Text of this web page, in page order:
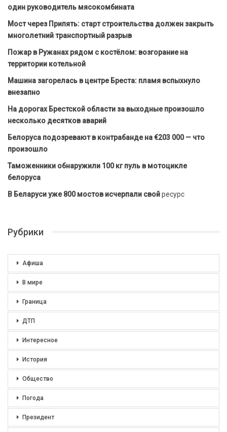
один руководитель мясокомбината
Мост через Припять: старт строительства должен закрыть
многолетний транспортный разрыв
Пожар в Ружанах рядом с костёлом: возгорание на
территории котельной
Машина загорелась в центре Бреста: пламя вспыхнуло
внезапно
На дорогах Брестской области за выходные произошло
несколько десятков аварий
Белоруса подозревают в контрабанде на €203 000 — что
произошло
Таможенники обнаружили 100 кг пуль в мотоцикле
белоруса
В Беларуси уже 800 мостов исчерпали свойресурс
Рубрики
Афиша
В мире
Граница
ДТП
Интересное
История
Общество
Погода
Президент